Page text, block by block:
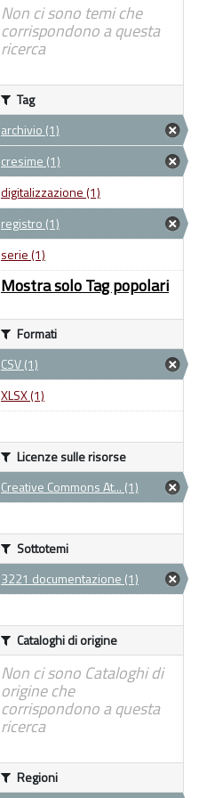
Non ci sono temi che
corrispondono a questa
ricerca
Tag
archivio (1)
cresime (1)
digitalizzazione (1)
registro (1)
serie (1)
Mostra solo Tag popolari
Formati
CSV (1)
XLSX (1)
Licenze sulle risorse
Creative Commons At... (1)
Sottotemi
3221 documentazione (1)
Cataloghi di origine
Non ci sono Cataloghi di
origine che
corrispondono a questa
ricerca
Regioni